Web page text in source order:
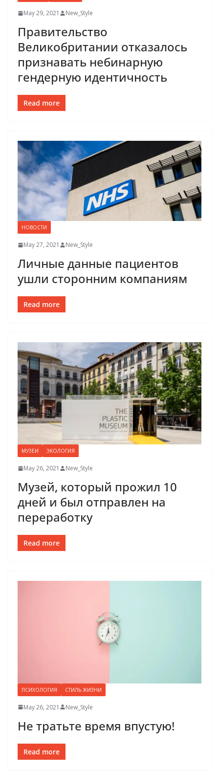
May 29, 2021 New_Style
Правительство
Великобритании отказалось
признавать небинарную
гендерную идентичность
Read more
НОВОСТИ
May 27, 2021 New_Style
Личные данные пациентов
ушли сторонним компаниям
Read more
МУЗЕИ ЭКОЛОГИЯ
May 26, 2021 New_Style
Музей, который прожил 10
дней и был отправлен на
переработку
Read more
ПСИХОЛОГИЯ СТИЛЬ ЖИЗНИ
May 26, 2021 New_Style
Не тратьте время впустую!
Read more